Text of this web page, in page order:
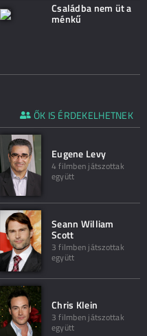
Családba nem üt a
ménkű
ŐK IS ÉRDEKELHETNEK
Eugene Levy
4 filmben játszottak
együtt
Seann William
Scott
3 filmben játszottak
együtt
Chris Klein
3 filmben játszottak
együtt